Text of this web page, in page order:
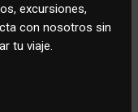
excursiones,
con nosotros sin
tu viaje.